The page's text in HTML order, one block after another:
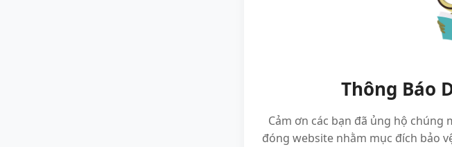
Thông Báo
Cảm ơn các bạn đã ủng hộ
đóng website nhằm mục đích bảo